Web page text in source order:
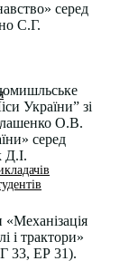
серед
С.Г.
України” зі
О.В.
серед
Д.І.
і трактори»
33, ЕР 31).